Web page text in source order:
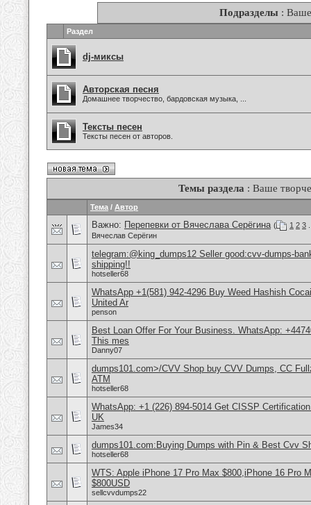
Подразделы :
Раздел
dj-миксы
Авторская песня
Домашнее творчество, бардовская музыка, ...
Тексты песен
Тексты песен от авторов.
Темы раздела : Ваше
Тема / Автор
Важно: Перепевки от Вячеслава Серёгина ( 1 2 3
Вячеслав Серёгин
telegram:@king_dumps12 Seller good:cvv-dumps-
shipping!!
hotseller68
WhatsApp +1(581) 942-4296 Buy Weed Hashish
United Ar
penson
Best Loan Offer For Your Business. WhatsApp:
This mes
Danny07
dumps101.com>/CVV Shop buy CVV Dumps, CC
ATM
hotseller68
WhatsApp: +1 (226) 894-5014​ Get CISSP
UK
James34
dumps101.com:Buying Dumps with Pin & Best Cvv
hotseller68
WTS: Apple iPhone 17 Pro Max $800,iPhone 16 Pro
$800USD
sellcvvdumps22